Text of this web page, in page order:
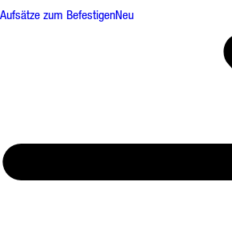
Aufsätze zum BefestigenNeu